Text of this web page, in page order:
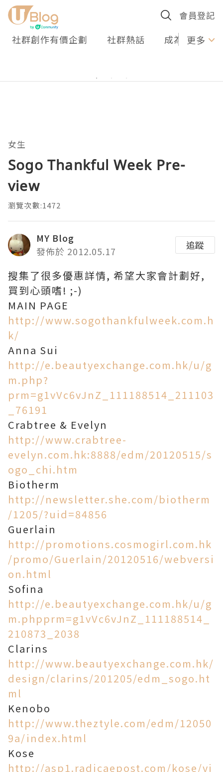
會員登記
社群創作有價企劃 社群熱話 成為U更多
女生
Sogo Thankful Week Pre-
view
瀏覽次數:1472
MY Blog
發佈於 2012.05.17
追蹤
搜集了很多優惠詳情, 希望大家會計劃好,
買到心頭嗜! ;-)
MAIN PAGE
http://www.sogothankfulweek.com.h
k/
Anna Sui
http://e.beautyexchange.com.hk/u/g
m.php?
prm=g1vVc6vJnZ_111188514_211103
_76191
Crabtree & Evelyn
http://www.crabtree-
evelyn.com.hk:8888/edm/20120515/s
ogo_chi.htm
Biotherm
http://newsletter.she.com/biotherm
/1205/?uid=84856
Guerlain
http://promotions.cosmogirl.com.hk
/promo/Guerlain/20120516/webversi
on.html
Sofina
http://e.beautyexchange.com.hk/u/g
m.phpprm=g1vVc6vJnZ_111188514_
210873_2038
Clarins
http://www.beautyexchange.com.hk/
design/clarins/201205/edm_sogo.ht
ml
Kenobo
http://www.theztyle.com/edm/12050
9a/index.html
Kose
http://asp1.radicaepost.com/kose/vi